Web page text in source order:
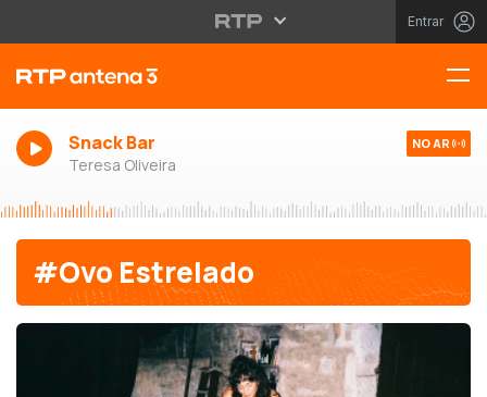
Entrar
Snack Bar
Teresa Oliveira
NO AR
#Ovo Estrelado